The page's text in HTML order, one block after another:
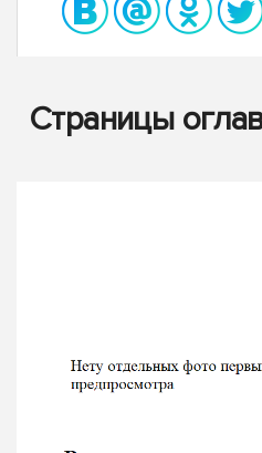
Страницы